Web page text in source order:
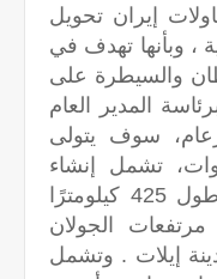
إيران تحويل
، وبأنها تهدف في
والسيطرة على
المدير العام
سوف يتولى
تشمل إنشاء
منظومة دفاعية متعددة على طول 425 كيلومترًا
الجولان
إيلات . وتشمل